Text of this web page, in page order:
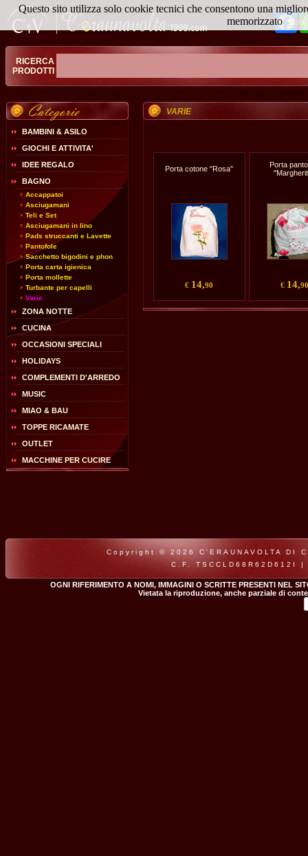
RICERCA
PRODOTTI
BAMBINI & ASILO
GIOCHI E ATTIVITA'
IDEE REGALO
BAGNO
Accappatoi
Asciugamani
Teli e Set
Asciugamani in lino
Pads struccanti e Lavette
Pantofole
Sacchetto bigodini e phon
Porta carta igienica
Porta mollette
Turbante per capelli
Varie
ZONA NOTTE
CUCINA
OCCASIONI SPECIALI
HOLIDAYS
COMPLEMENTI D'ARREDO
MUSIC
MIAO & BAU
TOPPE RICAMATE
OUTLET
MACCHINE PER CUCIRE
VARIE
Porta cotone "Rosa"
€ 14,90
Porta
€ 14,90
Copyright © 2026 C'ERAUNAVOLTA
C.F. TSCCLD68R62D612I
OGNI RIFERIMENTO A NOMI, IMMAGINI O SCRITTE PRESENTI NEL
Vietata la riproduzione, anche parziale di
Questo sito utilizza solo cookie tecnici che consentono una
memorizzato